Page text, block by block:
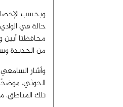
وبحسب
من الحديدة
وأشار
الحوثي،
تلك المناطق،